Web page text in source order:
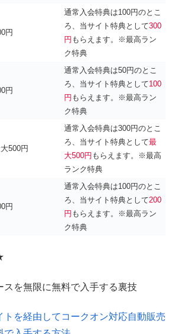
円
通常入会特典は100円のとこ
ろ、当サイト特典として300
円 もらえます。※最高ラン
ク特典
円
通常入会特典は50円のとこ
ろ、当サイト特典として100
円 もらえます。※最高ラン
ク特典
500円
通常入会特典は300円のとこ
ろ、当サイト特典として最
大500円 もらえます。※最高
ランク特典
円
通常入会特典は100円のとこ
ろ、当サイト特典として200
円 もらえます。※最高ラン
ク特典
スを無限に無料で入手する裏技
トを経由してコークオン対応自動販売